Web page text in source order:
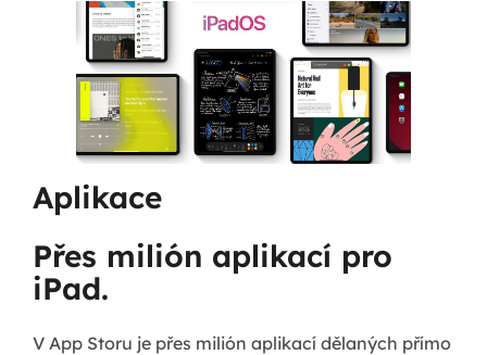
Aplikace
Přes milión aplikací pro
iPad.
V App Storu je přes milión aplikací dělaných přímo